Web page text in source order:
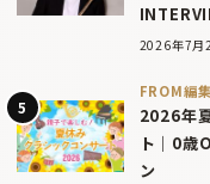
2026年7月
FROM編
2026年
ト｜0歳
ン